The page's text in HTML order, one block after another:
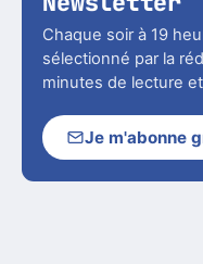
Chaque soir à 19
sélectionné par la
minutes de lecture
Je m'abonne